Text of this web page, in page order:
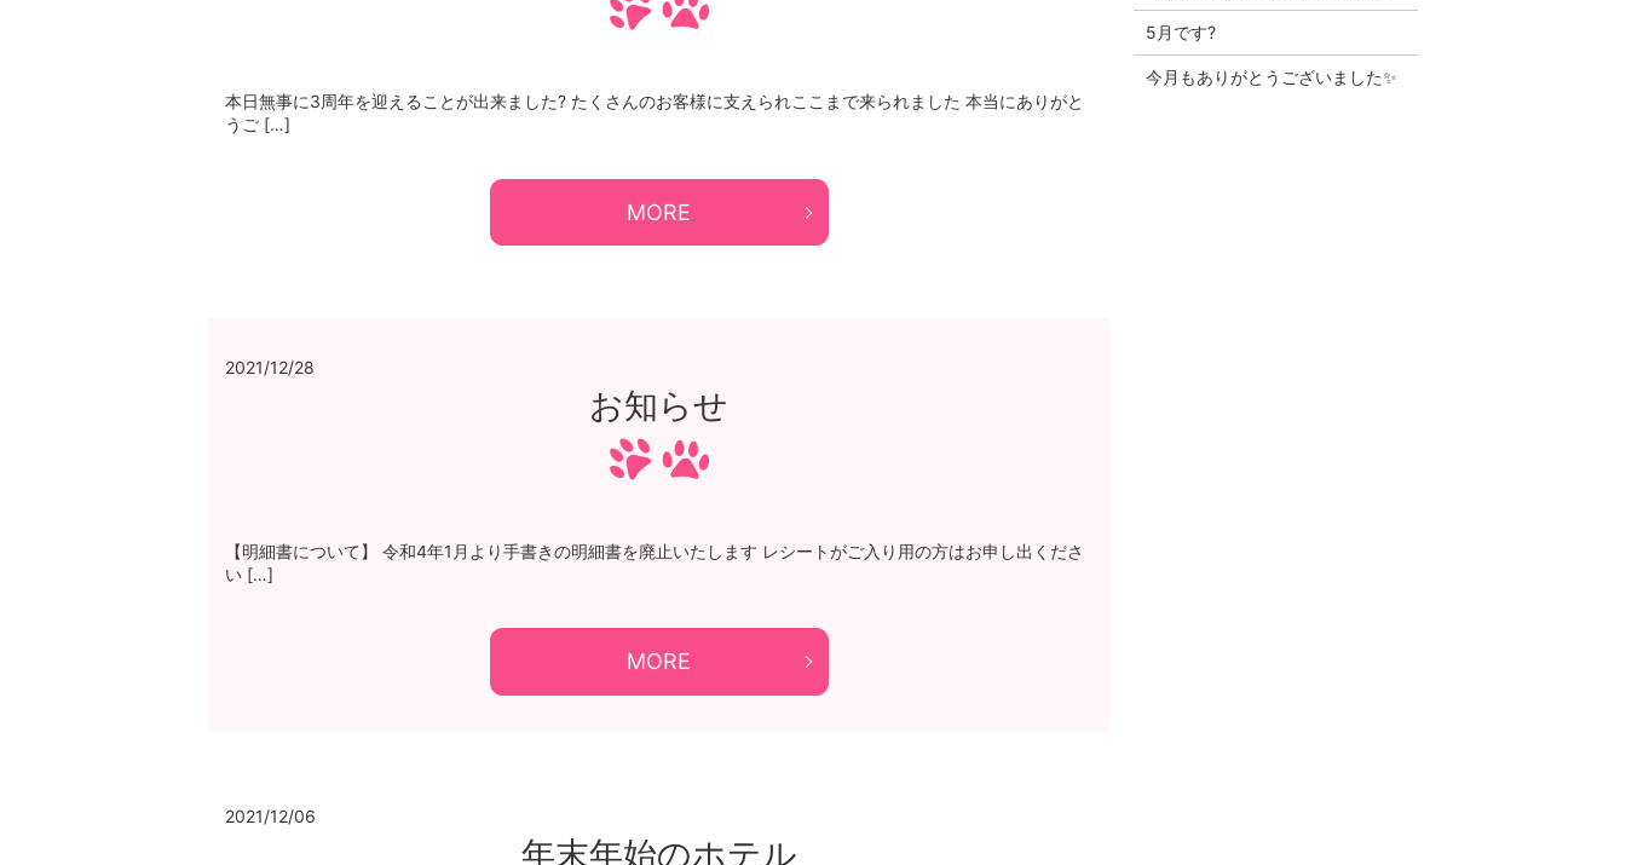
本日無事に3周年を迎えることが出来ました? たくさんのお客様に支えられここまで来られました 本当にありがと
うご […]
MORE
2021/12/28
お知らせ
【明細書について】 令和4年1月より手書きの明細書を廃止いたします レシートがご入り用の方はお申し出くださ
い […]
MORE
2021/12/06
年末年始のホテル
5月です?
今月もありがとうございました✨